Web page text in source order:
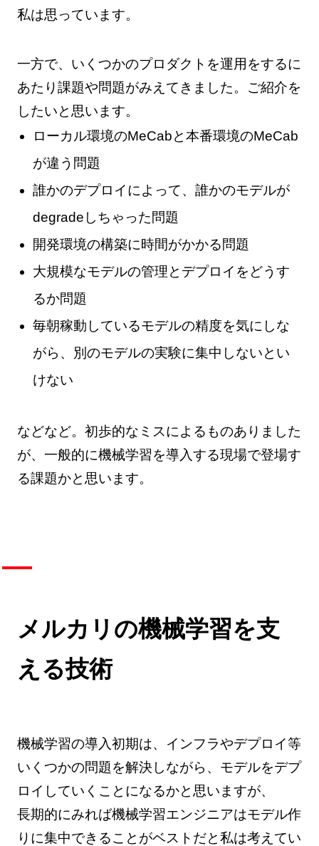
私は思っています。
一方で、いくつかのプロダクトを運用をするに
あたり課題や問題がみえてきました。ご紹介を
したいと思います。
ローカル環境のMeCabと本番環境のMeCab
が違う問題
誰かのデプロイによって、誰かのモデルが
degradeしちゃった問題
開発環境の構築に時間がかかる問題
大規模なモデルの管理とデプロイをどうす
るか問題
毎朝稼動しているモデルの精度を気にしな
がら、別のモデルの実験に集中しないとい
けない
などなど。初歩的なミスによるものありました
が、一般的に機械学習を導入する現場で登場す
る課題かと思います。
メルカリの機械学習を支
える技術
機械学習の導入初期は、インフラやデプロイ等
いくつかの問題を解決しながら、モデルをデプ
ロイしていくことになるかと思いますが、
長期的にみれば機械学習エンジニアはモデル作
りに集中できることがベストだと私は考えてい